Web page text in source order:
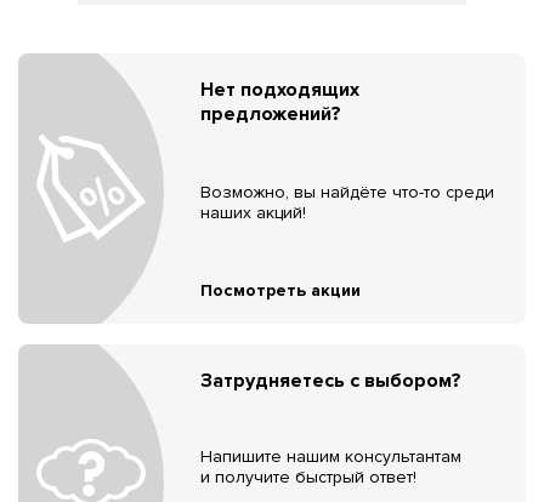
Нет подходящих
предложений?
Возможно, вы найдёте что-то среди
наших акций!
Посмотреть акции
Затрудняетесь с выбором?
Напишите нашим консультантам
и получите быстрый ответ!